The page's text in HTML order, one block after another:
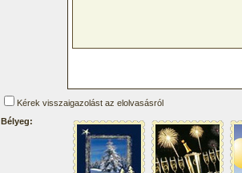
Kérek visszaigazolást az elolvasásról
Bélyeg: